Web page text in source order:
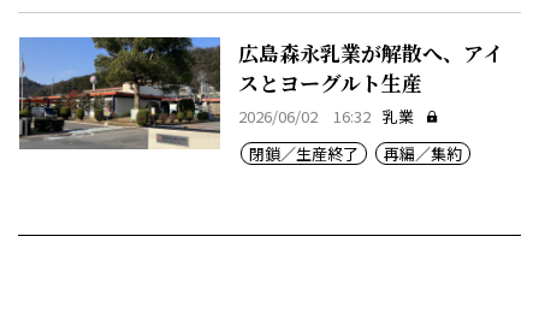
広島森永乳業が解散へ、アイ
スとヨーグルト生産
2026/06/02 16:32 乳業
閉鎖／生産終了
再編／集約